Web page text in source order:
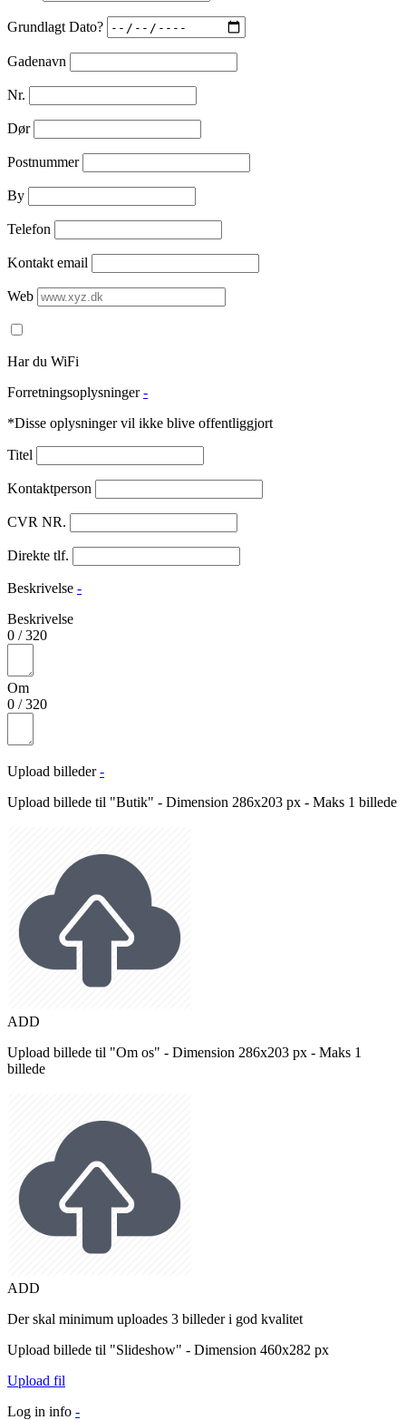
Grundlagt Dato?
Gadenavn
Nr.
Dør
Postnummer
By
Telefon
Kontakt email
Web
Har du WiFi
Forretningsoplysninger -
*Disse oplysninger vil ikke blive offentliggjort
Titel
Kontaktperson
CVR NR.
Direkte tlf.
Beskrivelse -
Beskrivelse
0 /320
Om
0 /320
Upload billeder -
Upload billede til "Butik" - Dimension 286x203 px - Maks 1 billede
ADD
Upload billede til "Om os" - Dimension 286x203 px - Maks 1
billede
ADD
Der skal minimum uploades 3 billeder i god kvalitet
Upload billede til "Slideshow" - Dimension 460x282 px
Upload fil
Log in info -